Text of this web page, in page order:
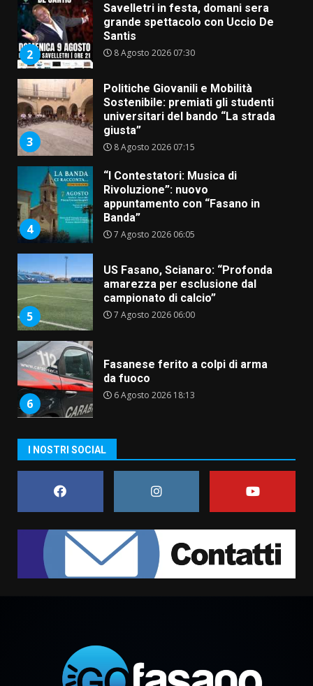
2
Savelletri in festa, domani sera
grande spettacolo con Uccio De
Santis
8 Agosto 2026 07:30
3
Politiche Giovanili e Mobilità
Sostenibile: premiati gli studenti
universitari del bando “La strada
giusta”
8 Agosto 2026 07:15
4
“I Contestatori: Musica di
Rivoluzione”: nuovo
appuntamento con “Fasano in
Banda”
7 Agosto 2026 06:05
5
US Fasano, Scianaro: “Profonda
amarezza per esclusione dal
campionato di calcio”
7 Agosto 2026 06:00
6
Fasanese ferito a colpi di arma
da fuoco
6 Agosto 2026 18:13
di aperture straordinarie del
Comune di Fasano
6 Agosto 2026 14:16
1
La Banda Città di Fasano apre
ufficialmente la Festa di
Savelletri
8 Agosto 2026 11:00
Santis
8 Agosto 2026 07:30
I NOSTRI SOCIAL